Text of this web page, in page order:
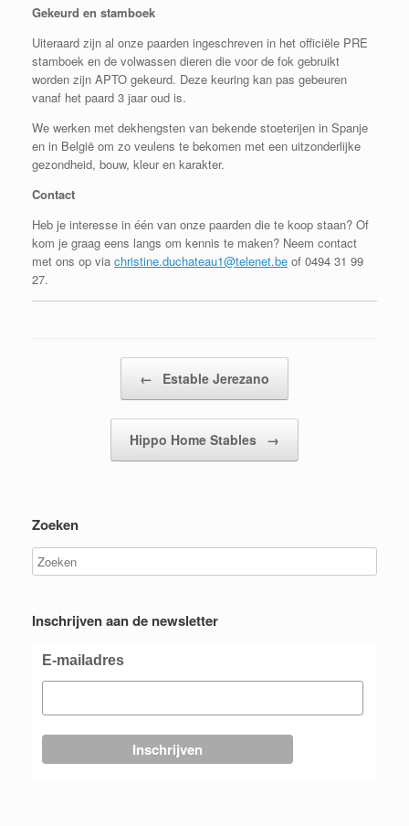
Gekeurd en stamboek
Uiteraard zijn al onze paarden ingeschreven in het officiële PRE
stamboek en de volwassen dieren die voor de fok gebruikt
worden zijn APTO gekeurd. Deze keuring kan pas gebeuren
vanaf het paard 3 jaar oud is.
We werken met dekhengsten van bekende stoeterijen in Spanje
en in België om zo veulens te bekomen met een uitzonderlijke
gezondheid, bouw, kleur en karakter.
Contact
Heb je interesse in één van onze paarden die te koop staan? Of
kom je graag eens langs om kennis te maken? Neem contact
met ons op via christine.duchateau1@telenet.be of 0494 31 99
27.
← Estable Jerezano
Hippo Home Stables →
Zoeken
Inschrijven aan de newsletter
E-mailadres